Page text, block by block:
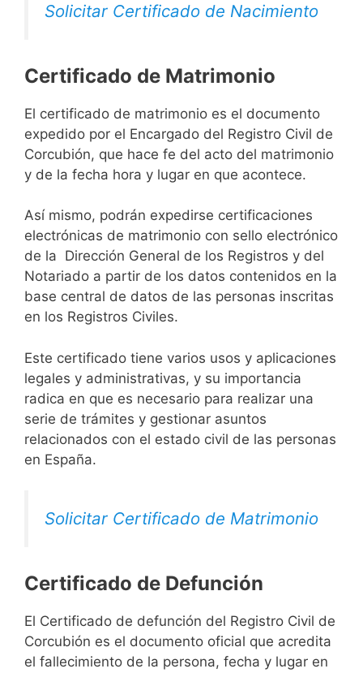
Solicitar Certificado de Nacimiento
Certificado de Matrimonio
El certificado de matrimonio es el documento
expedido por el Encargado del Registro Civil de
Corcubión, que hace fe del acto del matrimonio
y de la fecha hora y lugar en que acontece.
Así mismo, podrán expedirse certificaciones
electrónicas de matrimonio con sello electrónico
de la Dirección General de los Registros y del
Notariado a partir de los datos contenidos en la
base central de datos de las personas inscritas
en los Registros Civiles.
Este certificado tiene varios usos y aplicaciones
legales y administrativas, y su importancia
radica en que es necesario para realizar una
serie de trámites y gestionar asuntos
relacionados con el estado civil de las personas
en España.
Solicitar Certificado de Matrimonio
Certificado de Defunción
El Certificado de defunción del Registro Civil de
Corcubión es el documento oficial que acredita
el fallecimiento de la persona, fecha y lugar en